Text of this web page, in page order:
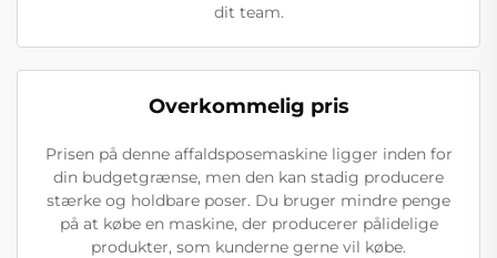
dit team.
Overkommelig pris
Prisen på denne affaldsposemaskine ligger inden for
din budgetgrænse, men den kan stadig producere
stærke og holdbare poser. Du bruger mindre penge
på at købe en maskine, der producerer pålidelige
produkter, som kunderne gerne vil købe.